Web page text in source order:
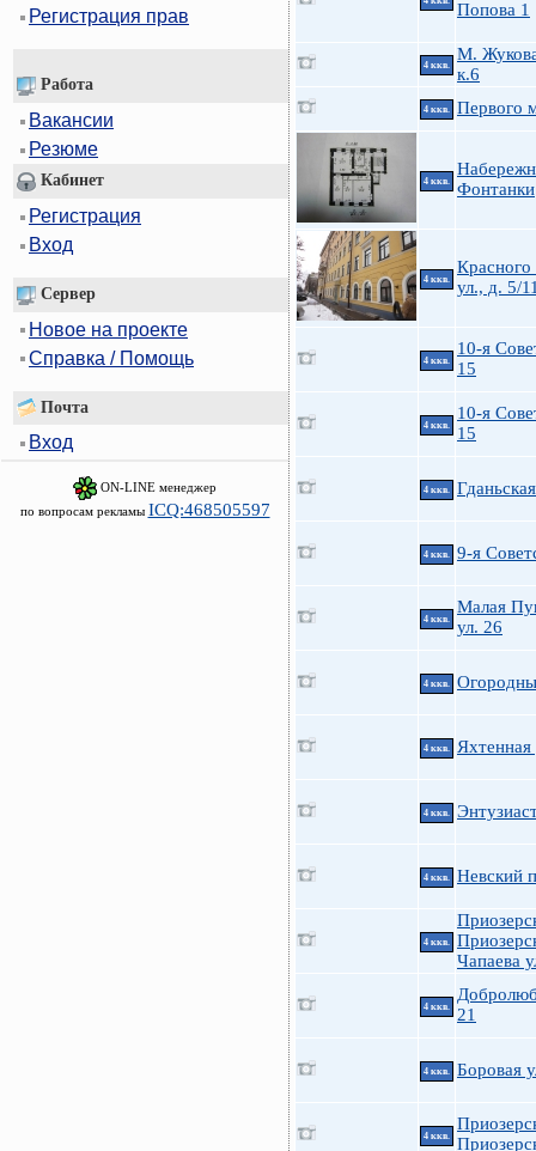
Регистрация прав
Работа
Вакансии
Резюме
Кабинет
Регистрация
Вход
Сервер
Новое на проекте
Справка / Помощь
Почта
Вход
ON-LINE менеджер
по вопросам рекламы ICQ:468505597
Попова 1
4 ккв.
М.
к.6
4 ккв. Первого
4 ккв.
Фонтанки
4 ккв.
Красного
ул., д. 5/
4 ккв.
10-я
15
4 ккв.
10-я
15
4 ккв.
4 ккв. 9-я
4 ккв.
Малая
ул. 26
4 ккв.
4 ккв. Яхтенная
4 ккв.
4 ккв. Невский
4 ккв.
Чапаева
4 ккв.
21
4 ккв. Боровая
4 ккв.